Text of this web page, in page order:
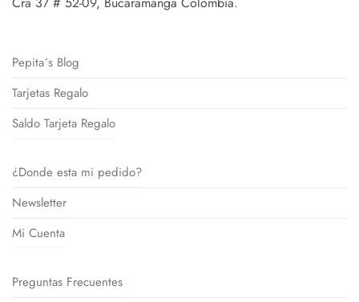
Pepita´s Blog
Tarjetas Regalo
Saldo Tarjeta Regalo
¿Donde esta mi pedido?
Newsletter
Mi Cuenta
Preguntas Frecuentes